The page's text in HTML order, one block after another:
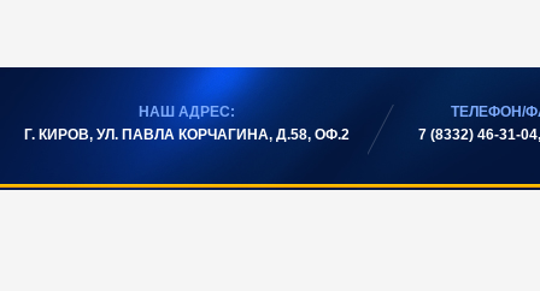
НАШ АДРЕС:
Г. КИРОВ, УЛ. ПАВЛА КОРЧАГИНА, Д.58, ОФ.2
ТЕЛЕФОН/
7 (8332) 46-31-